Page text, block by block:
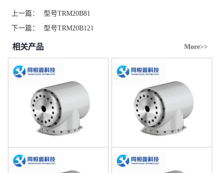
上一篇：
型号TRM20B81
下一篇：
型号TRM20B121
相关产品 More>>
型号TRM20B51 型号TRM20B81